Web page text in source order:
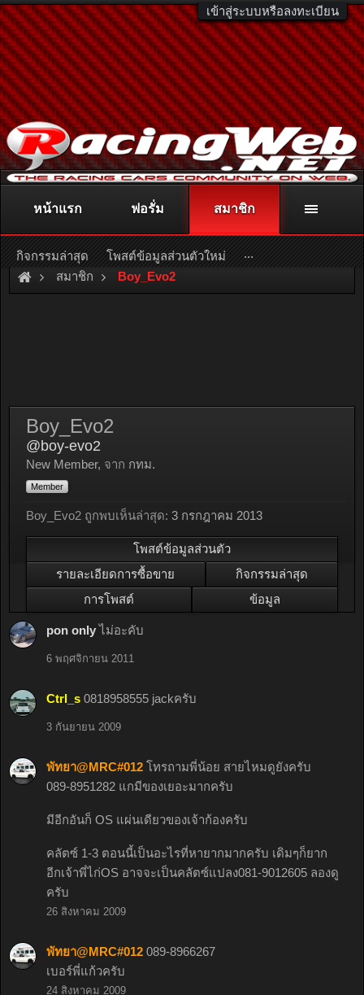
เข้าสู่ระบบหรือลงทะเบียน
ติดต่อลงโฆษณา racingweb@gmail.comหรือโทร. 081-811-1138
หรืออ่านรายละเอียดเพิ่มเติม คลิกที่นี่
สมาชิก Boy_Evo2
Boy_Evo2
@boy-evo2
New Member, จาก กทม.
Member
Boy_Evo2 ถูกพบเห็นล่าสุด: 3 กรกฎาคม 2013
โพสต์ข้อมูลส่วนตัว
รายละเอียดการซื้อขาย
กิจกรรมล่าสุด
การโพสต์
ข้อมูล
pon only ไม่อะคับ
6 พฤศจิกายน 2011
Ctrl_s 0818958555 jackครับ
3 กันยายน 2009
พัทยา@MRC#012 โทรถามพี่น้อย สายไหมดูยังครับ
089-8951282 แกมีของเยอะมากครับ
มีอีกอันก็ OS แผ่นเดียวของเจ้าก้องครับ
คลัตซ์ 1-3 ตอนนี้เป็นอะไรที่หายากมากครับ เดิมๆก็ยาก
อีกเจ้าพี่ไก่OS อาจจะเป็นคลัตซ์แปลง081-9012605 ลองดู
ครับ
26 สิงหาคม 2009
พัทยา@MRC#012 089-8966267
เบอร์พี่แก้วครับ
24 สิงหาคม 2009
หน้าแรก ฟอรั่ม สมาชิก
กิจกรรมล่าสุด โพสต์ข้อมูลส่วนตัวใหม่ ...